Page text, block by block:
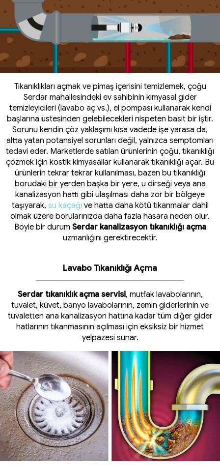
Tıkanıklıkları açmak ve pimaş içerisini temizlemek, çoğu
Serdar mahallesindeki ev sahibinin kimyasal gider
temizleyicileri (lavabo aç vs.), el pompası kullanarak kendi
başlarına üstesinden gelebilecekleri nispeten basit bir iştir.
Sorunu kendin çöz yaklaşımı kısa vadede işe yarasa da,
altta yatan potansiyel sorunları değil, yalnızca semptomları
tedavi eder. Marketlerde satılan ürünlerinin çoğu, tıkanıklığı
çözmek için kostik kimyasallar kullanarak tıkanıklığı açar. Bu
ürünlerin tekrar tekrar kullanılması, bazen bu tıkanıklığı
borudaki bir yerden başka bir yere, u dirseği veya ana
kanalizasyon hattı gibi ulaşılması daha zor bir bölgeye
taşıyarak, su kaçağı ve hatta daha kötü tıkanmalar dahil
olmak üzere borularınızda daha fazla hasara neden olur.
Böyle bir durum Serdar kanalizasyon tıkanıklığı açma
uzmanlığını gerektirecektir.
Lavabo Tıkanıklığı Açma
Serdar tıkanıklık açma servisi, mutfak lavabolarının,
tuvalet, küvet, banyo lavabolarının, zemin giderlerinin ve
tuvaletten ana kanalizasyon hattına kadar tüm diğer gider
hatlarının tıkanmasının açılması için eksiksiz bir hizmet
yelpazesi sunar.